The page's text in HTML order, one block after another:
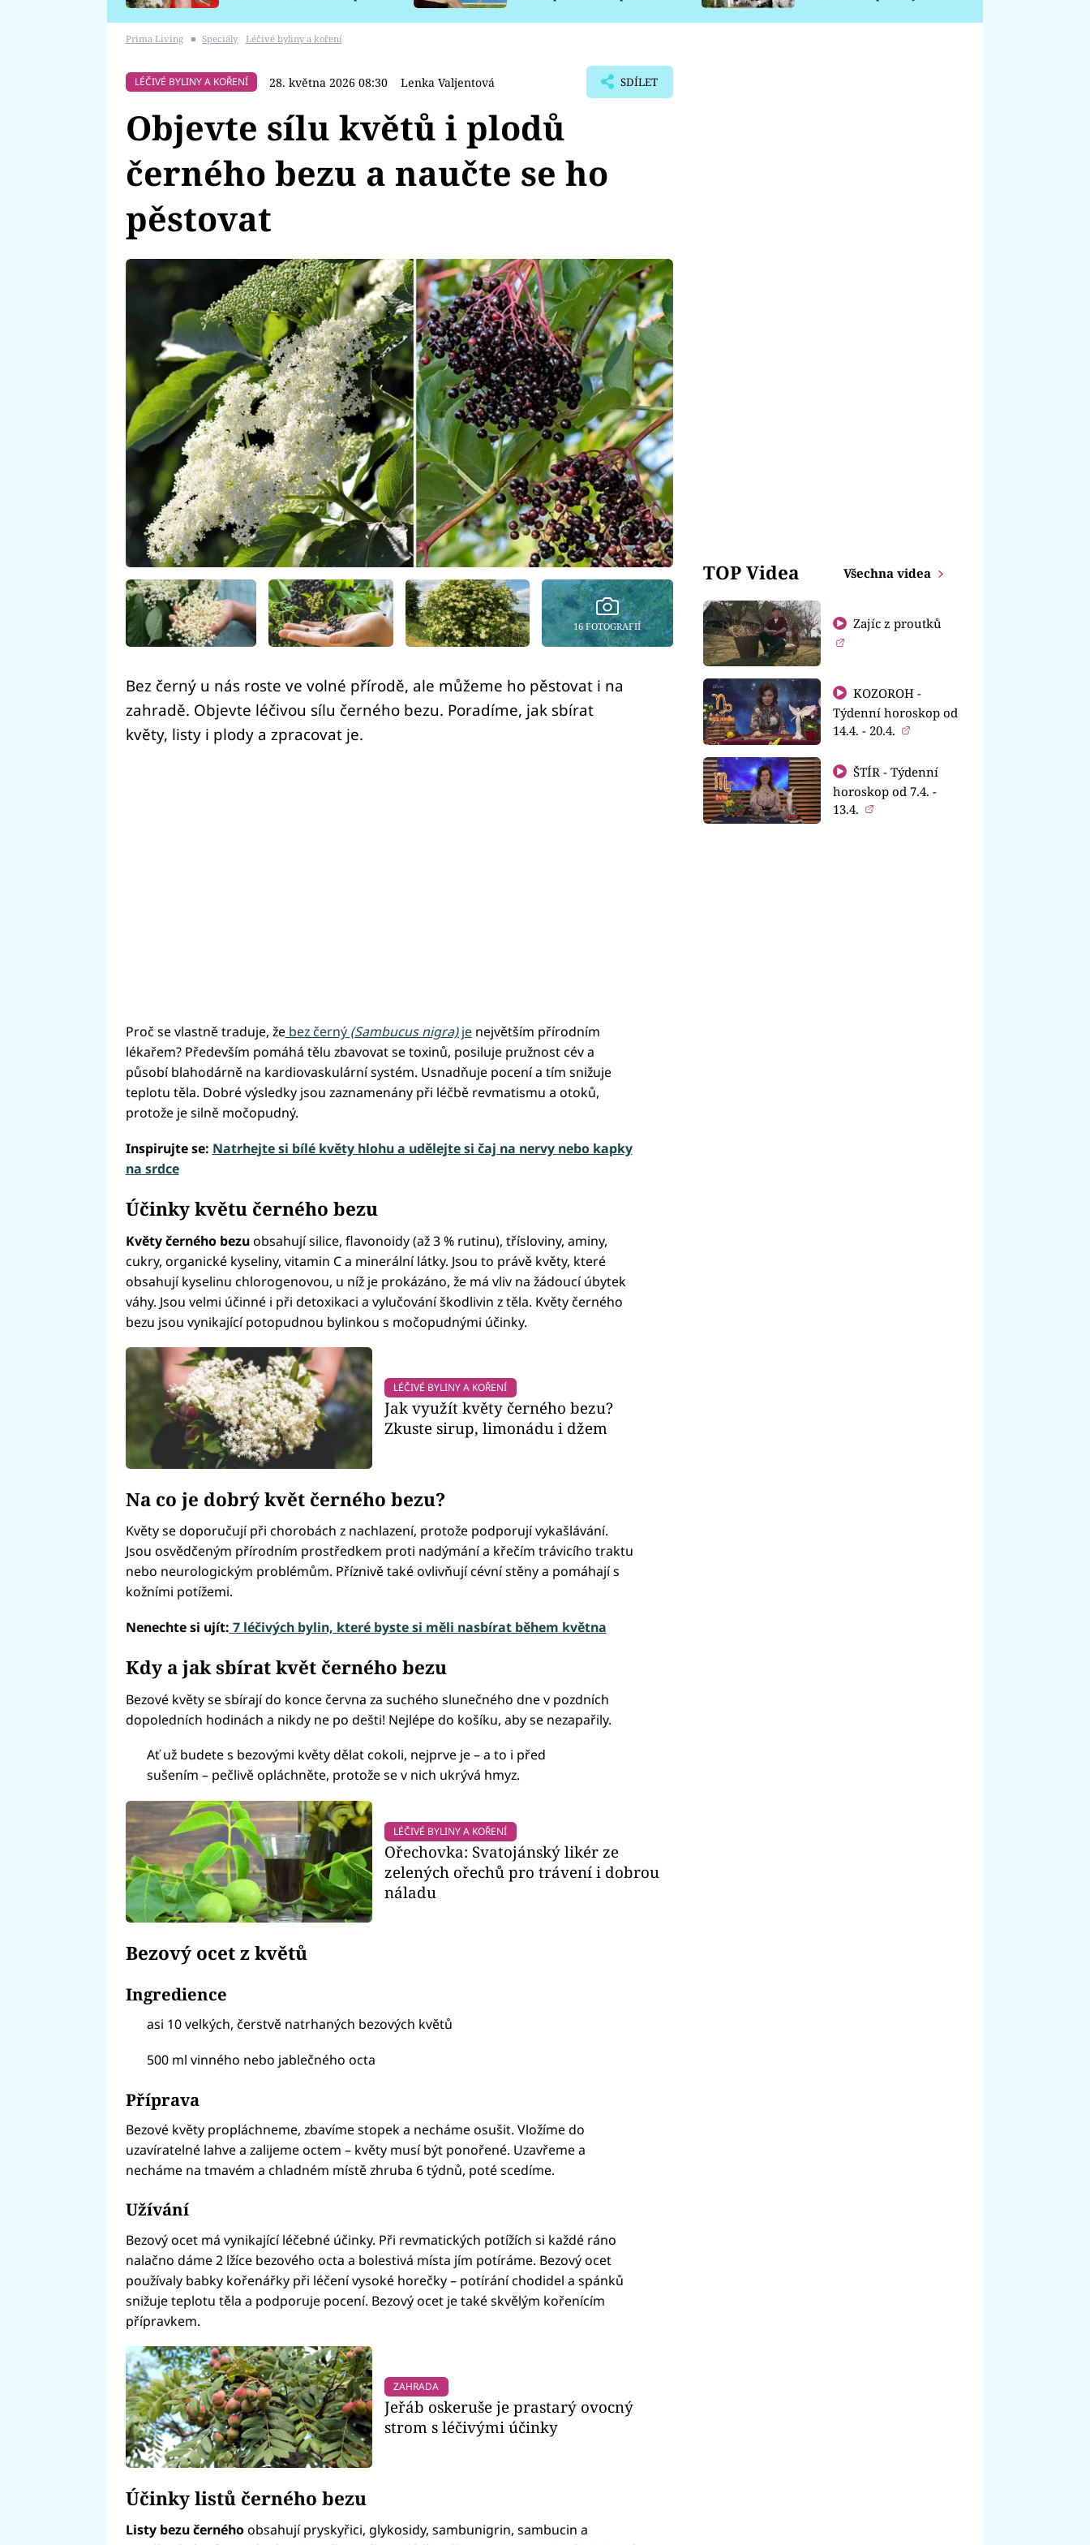
Prima Living ■ Speciály Léčivé byliny a koření
LÉČIVÉ BYLINY A KOŘENÍ 28. května 2026 08:30 Lenka Valjentová SDÍLET
Objevte sílu květů i plodů
černého bezu a naučte se ho
pěstovat
16 FOTOGRAFIÍ
Bez černý u nás roste ve volné přírodě, ale můžeme ho pěstovat i na
zahradě. Objevte léčivou sílu černého bezu. Poradíme, jak sbírat
květy, listy i plody a zpracovat je.
Proč se vlastně traduje, žebez černý(Sambucus nigra)jenejvětším přírodním
lékařem? Především pomáhá tělu zbavovat se toxinů, posiluje pružnost cév a
působí blahodárně na kardiovaskulární systém. Usnadňuje pocení a tím snižuje
teplotu těla. Dobré výsledky jsou zaznamenány při léčbě revmatismu a otoků,
protože je silně močopudný.
Inspirujte se: Natrhejte si bílé květy hlohu a udělejte si čaj na nervy nebo kapky
na srdce
Účinky květu černého bezu
Květy černého bezuobsahují silice, flavonoidy (až 3 % rutinu), třísloviny, aminy,
cukry, organické kyseliny, vitamin C a minerální látky. Jsou to právě květy, které
obsahují kyselinu chlorogenovou, u níž je prokázáno, že má vliv na žádoucí úbytek
váhy. Jsou velmi účinné i při detoxikaci a vylučování škodlivin z těla. Květy černého
bezu jsou vynikající potopudnou bylinkou s močopudnými účinky.
LÉČIVÉ BYLINY A KOŘENÍ
Jak využít květy černého bezu?
Zkuste sirup, limonádu i džem
Na co je dobrý květ černého bezu?
Květy se doporučují při chorobách z nachlazení, protože podporují vykašlávání.
Jsou osvědčeným přírodním prostředkem proti nadýmání a křečím trávicího traktu
nebo neurologickým problémům. Příznivě také ovlivňují cévní stěny a pomáhají s
kožními potížemi.
Nenechte si ujít: 7 léčivých bylin, které byste si měli nasbírat během května
Kdy a jak sbírat květ černého bezu
Bezové květy se sbírají do konce června za suchého slunečného dne v pozdních
dopoledních hodinách a nikdy ne po dešti! Nejlépe do košíku, aby se nezapařily.
Ať už budete s bezovými květy dělat cokoli, nejprve je – a to i před
sušením – pečlivě opláchněte, protože se v nich ukrývá hmyz.
LÉČIVÉ BYLINY A KOŘENÍ
Ořechovka: Svatojánský likér ze
zelených ořechů pro trávení i dobrou
náladu
Bezový ocet z květů
Ingredience
asi 10 velkých, čerstvě natrhaných bezových květů
500 ml vinného nebo jablečného octa
Příprava
Bezové květy propláchneme, zbavíme stopek a necháme osušit. Vložíme do
uzavíratelné lahve a zalijeme octem – květy musí být ponořené. Uzavřeme a
necháme na tmavém a chladném místě zhruba 6 týdnů, poté scedíme.
Užívání
Bezový ocet má vynikající léčebné účinky. Při revmatických potížích si každé ráno
nalačno dáme 2 lžíce bezového octa a bolestivá místa jím potíráme. Bezový ocet
používaly babky kořenářky při léčení vysoké horečky – potírání chodidel a spánků
snižuje teplotu těla a podporuje pocení. Bezový ocet je také skvělým kořenícím
přípravkem.
ZAHRADA
Jeřáb oskeruše je prastarý ovocný
strom s léčivými účinky
Účinky listů černého bezu
Listy bezu černéhoobsahují pryskyřici, glykosidy, sambunigrin, sambucin a
TOP Videa Všechna videa
Zajíc z proutků
KOZOROH -
Týdenní horoskop od
14.4. - 20.4.
ŠTÍR - Týdenní
horoskop od 7.4. -
13.4.